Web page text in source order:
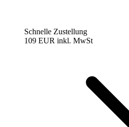
Schnelle Zustellung
109 EUR inkl. MwSt